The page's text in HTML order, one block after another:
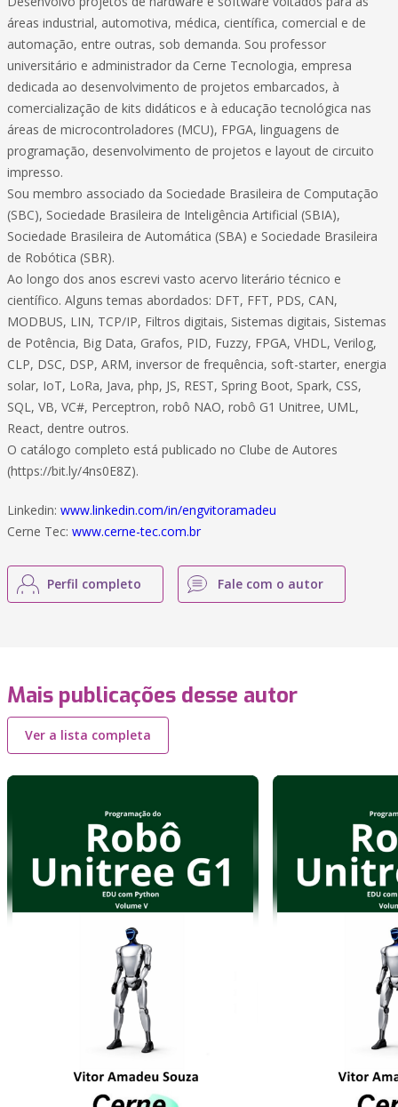
áreas industrial, automotiva, médica, científica, comercial e de
automação, entre outras, sob demanda. Sou professor
universitário e administrador da Cerne Tecnologia, empresa
dedicada ao desenvolvimento de projetos embarcados, à
comercialização de kits didáticos e à educação tecnológica nas
áreas de microcontroladores (MCU), FPGA, linguagens de
programação, desenvolvimento de projetos e layout de circuito
impresso.
Sou membro associado da Sociedade Brasileira de Computação
(SBC), Sociedade Brasileira de Inteligência Artificial (SBIA),
Sociedade Brasileira de Automática (SBA) e Sociedade Brasileira
de Robótica (SBR).
Ao longo dos anos escrevi vasto acervo literário técnico e
científico. Alguns temas abordados: DFT, FFT, PDS, CAN,
MODBUS, LIN, TCP/IP, Filtros digitais, Sistemas digitais, Sistemas
de Potência, Big Data, Grafos, PID, Fuzzy, FPGA, VHDL, Verilog,
CLP, DSC, DSP, ARM, inversor de frequência, soft-starter, energia
solar, IoT, LoRa, Java, php, JS, REST, Spring Boot, Spark, CSS,
SQL, VB, VC#, Perceptron, robô NAO, robô G1 Unitree, UML,
React, dentre outros.
O catálogo completo está publicado no Clube de Autores
(https://bit.ly/4ns0E8Z).
Linkedin: www.linkedin.com/in/engvitoramadeu
Cerne Tec: www.cerne-tec.com.br
Perfil completo Fale com o autor
Mais publicações desse autor
Ver a lista completa